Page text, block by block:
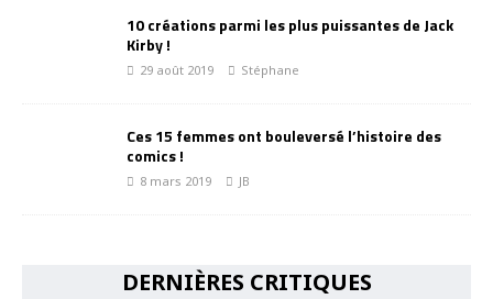
10 créations parmi les plus puissantes de Jack
Kirby !
29 août 2019 Stéphane
Ces 15 femmes ont bouleversé l’histoire des
comics !
8 mars 2019 JB
DERNIÈRES CRITIQUES